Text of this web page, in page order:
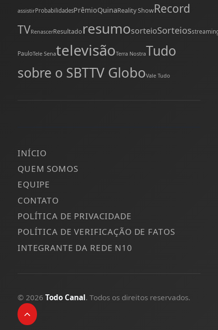
assistirProbabilidadesPrêmioQuinaReality ShowRecord
TVRenascerResultadoresumosorteioSorteios
PauloTele SenatelevisãoTerra NostraTudo
sobre o SBTTV GloboVale Tudo
INÍCIO
QUEM SOMOS
EQUIPE
CONTATO
POLÍTICA DE PRIVACIDADE
POLÍTICA DE VERIFICAÇÃO DE FATOS
INTEGRANTE DA REDE N10
© 2026 Todo Canal. Todos os direitos reservados.